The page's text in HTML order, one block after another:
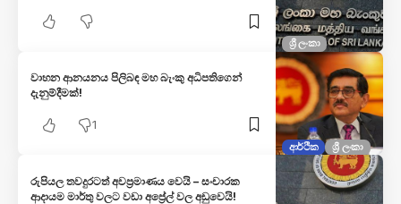
ශ්‍රී ලංකා
ආර්ථික ශ්‍රී ලංකා
වාහන ආනයනය පිලිබඳ මහ බැංකු අධිපතිගෙන්
දැනුම්දීමක්!
1
රුපියල තවදුරටත් අවප්‍රමාණය වෙයි – සංචාරක
ආදායම මාර්තු වලට වඩා අප්‍රේල් වල අඩුවෙයි!